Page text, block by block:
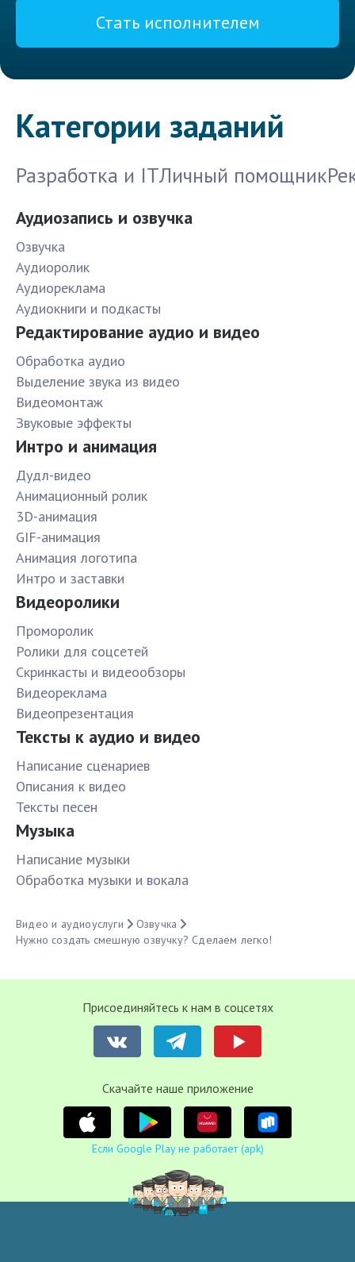
Стать исполнителем
Категории заданий
Разработка и ITЛичный помощник
Аудиозапись и озвучка
Озвучка
Аудиоролик
Аудиореклама
Аудиокниги и подкасты
Редактирование аудио и видео
Обработка аудио
Выделение звука из видео
Видеомонтаж
Звуковые эффекты
Интро и анимация
Дудл-видео
Анимационный ролик
3D-анимация
GIF-анимация
Анимация логотипа
Интро и заставки
Видеоролики
Проморолик
Ролики для соцсетей
Скринкасты и видеообзоры
Видеореклама
Видеопрезентация
Тексты к аудио и видео
Написание сценариев
Описания к видео
Тексты песен
Музыка
Написание музыки
Обработка музыки и вокала
Видео и аудиоуслуги
Озвучка
Нужно создать смешную озвучку? Сделаем легко!
Присоединяйтесь к нам в соцсетях
Cкачайте наше приложение
Если Google Play не работает (apk)